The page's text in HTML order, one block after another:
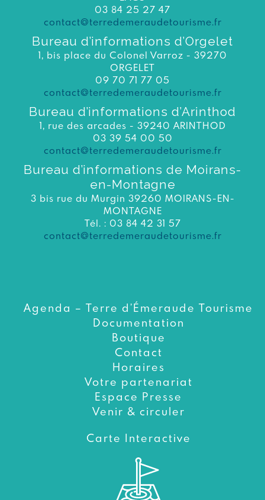
03 84 25 27 47
contact@terredemeraudetourisme.fr
Bureau d’informations d’Orgelet
1, bis place du Colonel Varroz - 39270
ORGELET
09 70 71 77 05
contact@terredemeraudetourisme.fr
Bureau d’informations d’Arinthod
1, rue des arcades - 39240 ARINTHOD
03 39 54 00 50
contact@terredemeraudetourisme.fr
Bureau d’informations de Moirans-
en-Montagne
3 bis rue du Murgin 39260 MOIRANS-EN-
MONTAGNE
Tél. : 03 84 42 31 57
contact@terredemeraudetourisme.fr
Agenda – Terre d’Émeraude Tourisme
Documentation
Boutique
Contact
Horaires
Votre partenariat
Espace Presse
Venir & circuler
Carte Interactive